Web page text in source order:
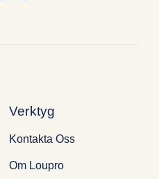
Verktyg
Kontakta Oss
Om Loupro